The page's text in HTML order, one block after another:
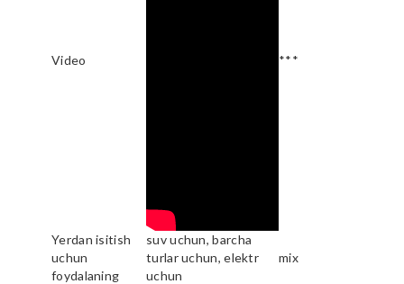
Video ***
Yerdan isitish
uchun
foydalaning
suv uchun, barcha
turlar uchun, elektr
uchun
mix